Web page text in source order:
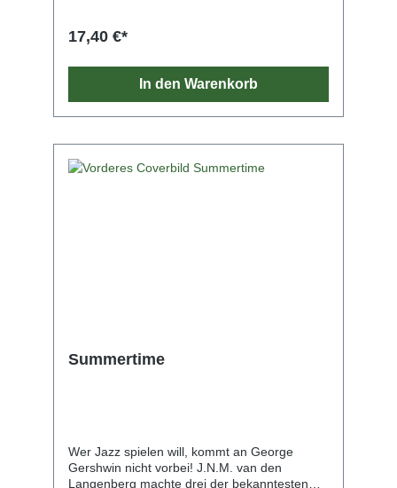
All das teilt sich abwechslungsreich auf die
leichte Spielbarkeit Wert gelegt wurde. 8
Seiten + 4 Einleger Eine Aufnahme dieses
17,40 €*
In den Warenkorb
Summertime
Wer Jazz spielen will, kommt an George
Gershwin nicht vorbei! J.N.M. van den
Langenberg machte drei der bekanntesten